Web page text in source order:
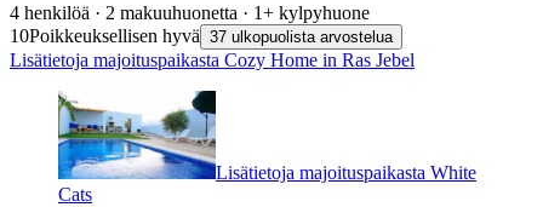
4 henkilöä · 2 makuuhuonetta · 1+ kylpyhuone
10Poikkeuksellisen hyvä 37 ulkopuolista arvostelua
Lisätietoja majoituspaikasta Cozy Home in Ras Jebel
Lisätietoja majoituspaikasta White
Cats